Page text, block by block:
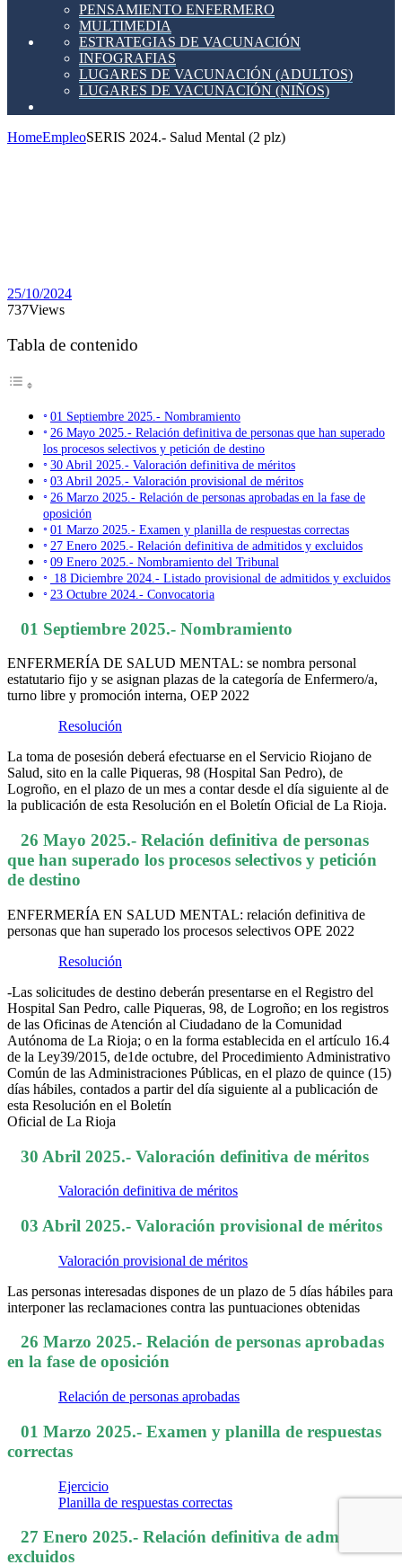
PENSAMIENTO ENFERMERO
MULTIMEDIA
ESTRATEGIAS DE VACUNACIÓN
INFOGRAFIAS
LUGARES DE VACUNACIÓN (ADULTOS)
LUGARES DE VACUNACIÓN (NIÑOS)
HomeEmpleoSERIS 2024.- Salud Mental (2 plz)
25/10/2024
737Views
Tabla de contenido
01 Septiembre 2025.- Nombramiento
26 Mayo 2025.- Relación definitiva de personas que han superado
los procesos selectivos y petición de destino
30 Abril 2025.- Valoración definitiva de méritos
03 Abril 2025.- Valoración provisional de méritos
26 Marzo 2025.- Relación de personas aprobadas en la fase de
oposición
01 Marzo 2025.- Examen y planilla de respuestas correctas
27 Enero 2025.- Relación definitiva de admitidos y excluidos
09 Enero 2025.- Nombramiento del Tribunal
18 Diciembre 2024.- Listado provisional de admitidos y excluidos
23 Octubre 2024.- Convocatoria
01 Septiembre 2025.- Nombramiento
ENFERMERÍA DE SALUD MENTAL: se nombra personal
estatutario fijo y se asignan plazas de la categoría de Enfermero/a,
turno libre y promoción interna, OEP 2022
Resolución
La toma de posesión deberá efectuarse en el Servicio Riojano de
Salud, sito en la calle Piqueras, 98 (Hospital San Pedro), de
Logroño, en el plazo de un mes a contar desde el día siguiente al de
la publicación de esta Resolución en el Boletín Oficial de La Rioja.
26 Mayo 2025.- Relación definitiva de personas
que han superado los procesos selectivos y petición
de destino
ENFERMERÍA EN SALUD MENTAL: relación definitiva de
personas que han superado los procesos selectivos OPE 2022
Resolución
-Las solicitudes de destino deberán presentarse en el Registro del
Hospital San Pedro, calle Piqueras, 98, de Logroño; en los registros
de las Oficinas de Atención al Ciudadano de la Comunidad
Autónoma de La Rioja; o en la forma establecida en el artículo 16.4
de la Ley39/2015, de1de octubre, del Procedimiento Administrativo
Común de las Administraciones Públicas, en el plazo de quince (15)
días hábiles, contados a partir del día siguiente al a publicación de
esta Resolución en el Boletín
Oficial de La Rioja
30 Abril 2025.- Valoración definitiva de méritos
Valoración definitiva de méritos
03 Abril 2025.- Valoración provisional de méritos
Valoración provisional de méritos
Las personas interesadas dispones de un plazo de 5 días hábiles para
interponer las reclamaciones contra las puntuaciones obtenidas
26 Marzo 2025.- Relación de personas aprobadas
en la fase de oposición
Relación de personas aprobadas
01 Marzo 2025.- Examen y planilla de respuestas
correctas
Ejercicio
Planilla de respuestas correctas
27 Enero 2025.- Relación definitiva de admitidos y
excluidos